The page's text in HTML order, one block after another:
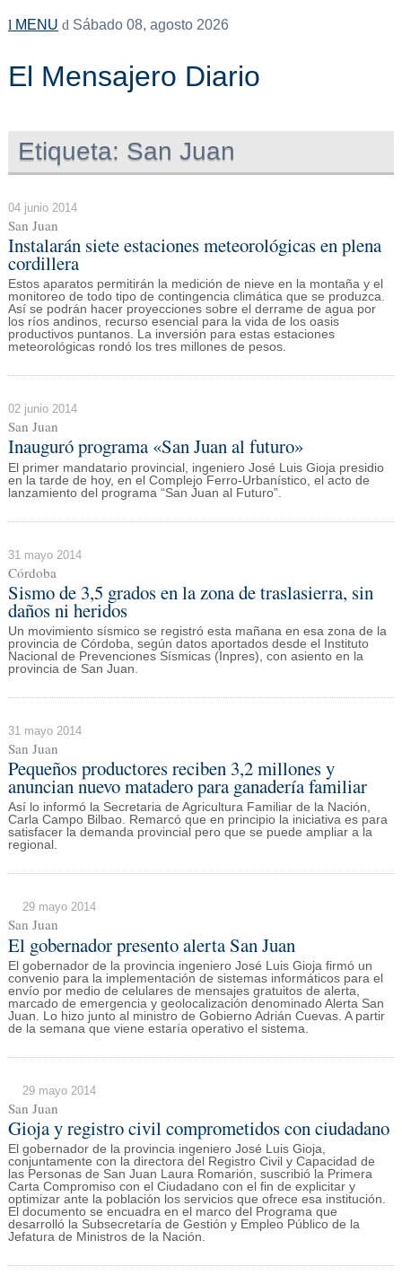
MENU Sábado 08, agosto 2026
El Mensajero Diario
Etiqueta: San Juan
04 junio 2014
San Juan
Instalarán siete estaciones meteorológicas en plena
cordillera
Estos aparatos permitirán la medición de nieve en la montaña y el
monitoreo de todo tipo de contingencia climática que se produzca.
Así se podrán hacer proyecciones sobre el derrame de agua por
los ríos andinos, recurso esencial para la vida de los oasis
productivos puntanos. La inversión para estas estaciones
meteorológicas rondó los tres millones de pesos.
02 junio 2014
San Juan
Inauguró programa «San Juan al futuro»
El primer mandatario provincial, ingeniero José Luis Gioja presidio
en la tarde de hoy, en el Complejo Ferro-Urbanístico, el acto de
lanzamiento del programa “San Juan al Futuro”.
31 mayo 2014
Córdoba
Sismo de 3,5 grados en la zona de traslasierra, sin
daños ni heridos
Un movimiento sísmico se registró esta mañana en esa zona de la
provincia de Córdoba, según datos aportados desde el Instituto
Nacional de Prevenciones Sísmicas (Inpres), con asiento en la
provincia de San Juan.
31 mayo 2014
San Juan
Pequeños productores reciben 3,2 millones y
anuncian nuevo matadero para ganadería familiar
Así lo informó la Secretaria de Agricultura Familiar de la Nación,
Carla Campo Bilbao. Remarcó que en principio la iniciativa es para
satisfacer la demanda provincial pero que se puede ampliar a la
regional.
29 mayo 2014
San Juan
El gobernador presento alerta San Juan
El gobernador de la provincia ingeniero José Luis Gioja firmó un
convenio para la implementación de sistemas informáticos para el
envío por medio de celulares de mensajes gratuitos de alerta,
marcado de emergencia y geolocalización denominado Alerta San
Juan. Lo hizo junto al ministro de Gobierno Adrián Cuevas. A partir
de la semana que viene estaría operativo el sistema.
29 mayo 2014
San Juan
Gioja y registro civil comprometidos con ciudadano
El gobernador de la provincia ingeniero José Luis Gioja,
conjuntamente con la directora del Registro Civil y Capacidad de
las Personas de San Juan Laura Romarión, suscribió la Primera
Carta Compromiso con el Ciudadano con el fin de explicitar y
optimizar ante la población los servicios que ofrece esa institución.
El documento se encuadra en el marco del Programa que
desarrolló la Subsecretaría de Gestión y Empleo Público de la
Jefatura de Ministros de la Nación.